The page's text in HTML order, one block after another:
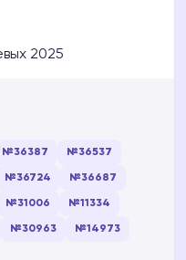
2025
№36387 №36537
№36724 №36687
№31006 №11334
№30963 №14973